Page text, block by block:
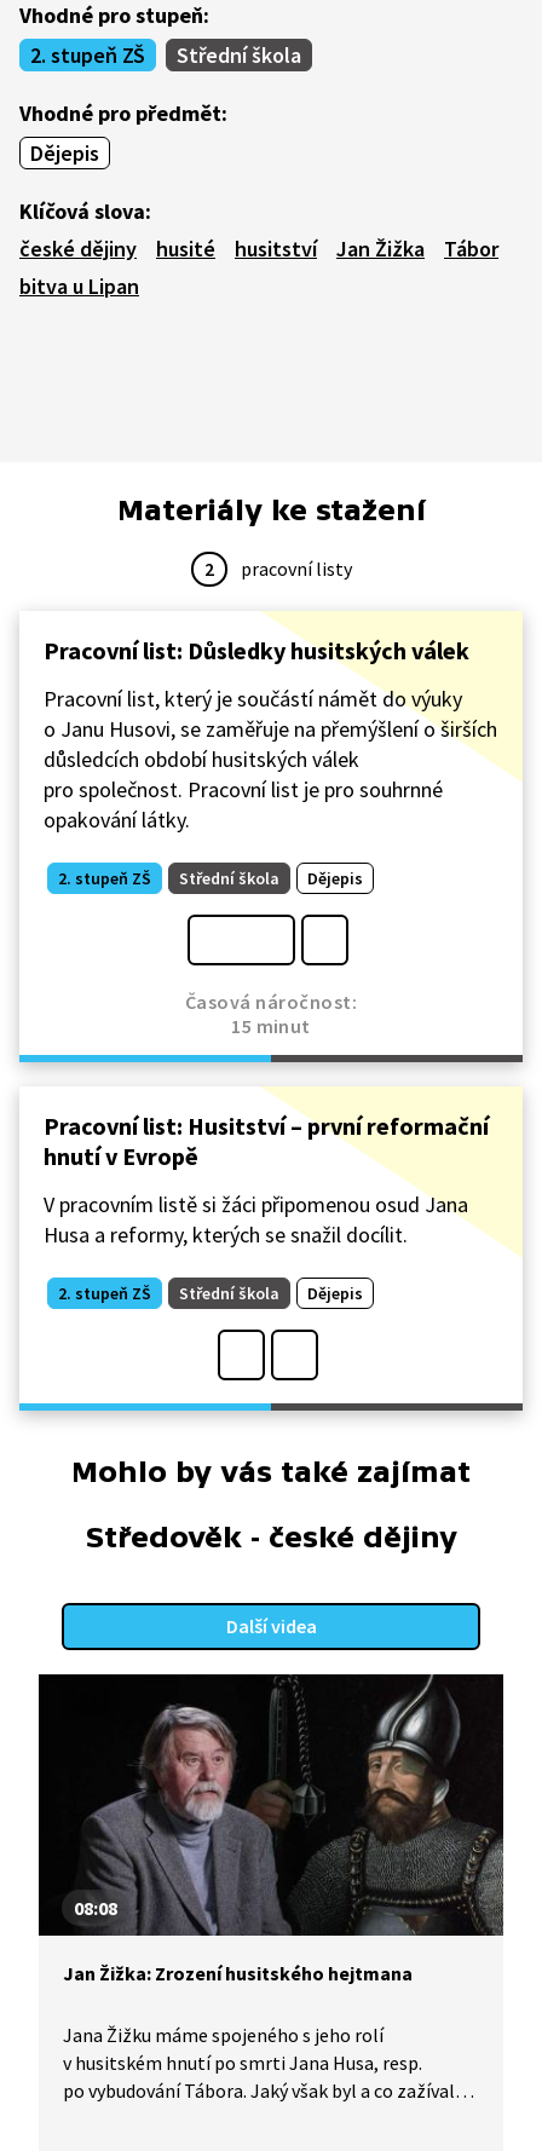
Vhodné pro stupeň:
2. stupeň ZŠ
Střední škola
Vhodné pro předmět:
Dějepis
Klíčová slova:
české dějiny
husité husitství Jan Žižka
Tábor
bitva u Lipan
Materiály ke stažení
2 pracovní listy
Pracovní list: Důsledky husitských válek
Pracovní list, který je součástí námět do výuky
o Janu Husovi, se zaměřuje na přemýšlení o širších
důsledcích období husitských válek
pro společnost. Pracovní list je pro souhrnné
opakování látky.
2. stupeň ZŠ Střední škola Dějepis
Časová náročnost:
15 minut
Pracovní list: Husitství – první reformační
hnutí v Evropě
V pracovním listě si žáci připomenou osud Jana
Husa a reformy, kterých se snažil docílit.
2. stupeň ZŠ Střední škola Dějepis
Mohlo by vás také zajímat
Středověk - české dějiny
Další videa
08:08
Jan Žižka: Zrození husitského hejtmana
Jana Žižku máme spojeného s jeho rolí
v husitském hnutí po smrti Jana Husa, resp.
po vybudování Tábora. Jaký však byl a co zažíval